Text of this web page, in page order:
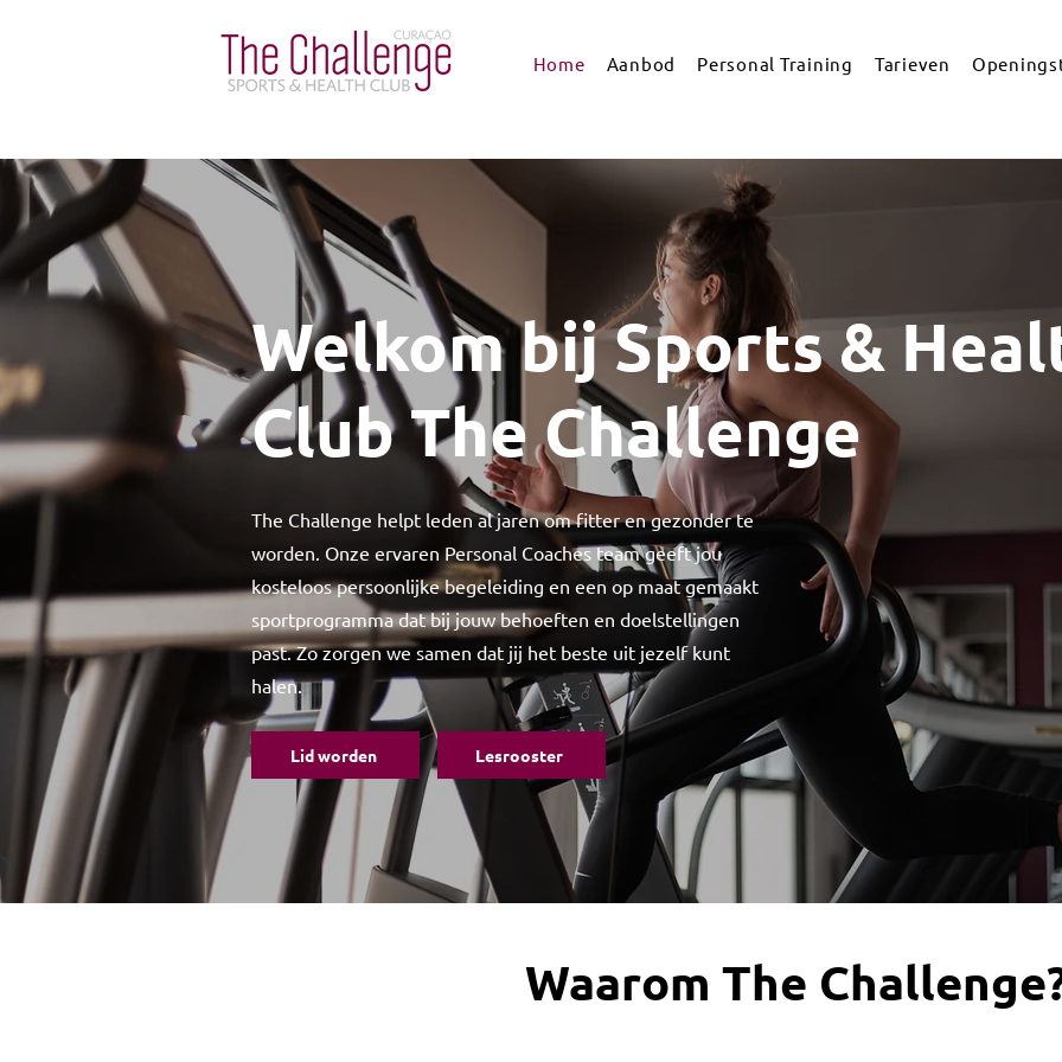
Home Aanbod Personal Training Tarieven
Welkom bij Sports &
Club The Challenge
The Challenge helpt leden al jaren om fitter en gezonder te
worden. Onze ervaren Personal Coaches team geeft jou
kosteloos persoonlijke begeleiding en een op maat gemaakt
sportprogramma dat bij jouw behoeften en doelstellingen
past. Zo zorgen we samen dat jij het beste uit jezelf kunt
halen.
Lid worden Lesrooster
Waarom The